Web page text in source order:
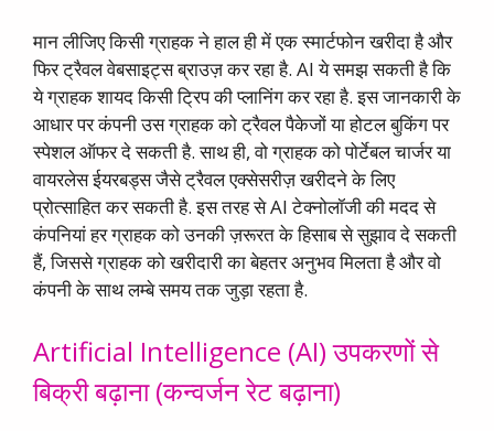
मान लीजिए किसी ग्राहक ने हाल ही में एक स्मार्टफोन खरीदा है और
फिर ट्रैवल वेबसाइट्स ब्राउज़ कर रहा है. AI ये समझ सकती है कि
ये ग्राहक शायद किसी ट्रिप की प्लानिंग कर रहा है. इस जानकारी के
आधार पर कंपनी उस ग्राहक को ट्रैवल पैकेजों या होटल बुकिंग पर
स्पेशल ऑफर दे सकती है. साथ ही, वो ग्राहक को पोर्टेबल चार्जर या
वायरलेस ईयरबड्स जैसे ट्रैवल एक्सेसरीज़ खरीदने के लिए
प्रोत्साहित कर सकती है. इस तरह से AI टेक्नोलॉजी की मदद से
कंपनियां हर ग्राहक को उनकी ज़रूरत के हिसाब से सुझाव दे सकती
हैं, जिससे ग्राहक को खरीदारी का बेहतर अनुभव मिलता है और वो
कंपनी के साथ लम्बे समय तक जुड़ा रहता है.
Artificial Intelligence (AI) उपकरणों से
बिक्री बढ़ाना (कन्वर्जन रेट बढ़ाना)